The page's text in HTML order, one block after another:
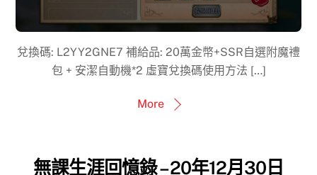
兌換碼: L2YY2GNE7 補給品: 20萬金幣+SSR自選附魔禮
包 + 安潔自動機*2 虛寶兌換碼使用方法 […]
More
無課生涯回憶錄 – 20年12月30日